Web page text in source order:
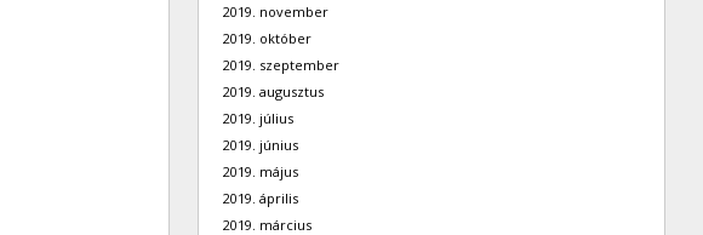
2019. november
2019. október
2019. szeptember
2019. augusztus
2019. július
2019. június
2019. május
2019. április
2019. március